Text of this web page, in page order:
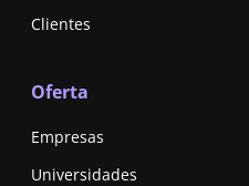
Clientes
Oferta
Empresas
Universidades